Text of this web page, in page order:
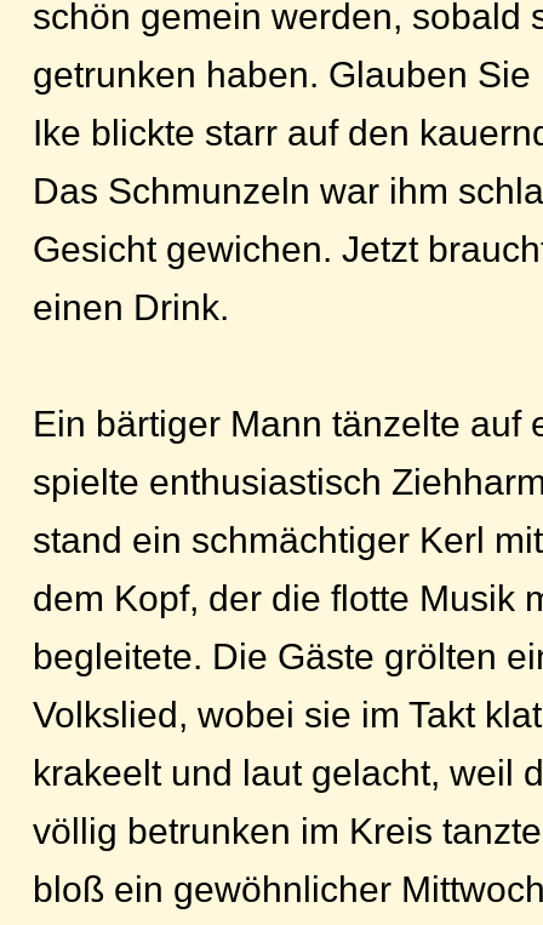
schön gemein werden, sobald
getrunken haben. Glauben Sie
Ike blickte starr auf den
Das Schmunzeln war ihm
Gesicht gewichen. Jetzt
einen Drink.
Ein bärtiger Mann tänzelte auf
spielte enthusiastisch
stand ein schmächtiger Kerl
dem Kopf, der die flotte Musik
begleitete. Die Gäste grölten
Volkslied, wobei sie im Takt
krakeelt und laut gelacht, weil
völlig betrunken im Kreis
bloß ein gewöhnlicher